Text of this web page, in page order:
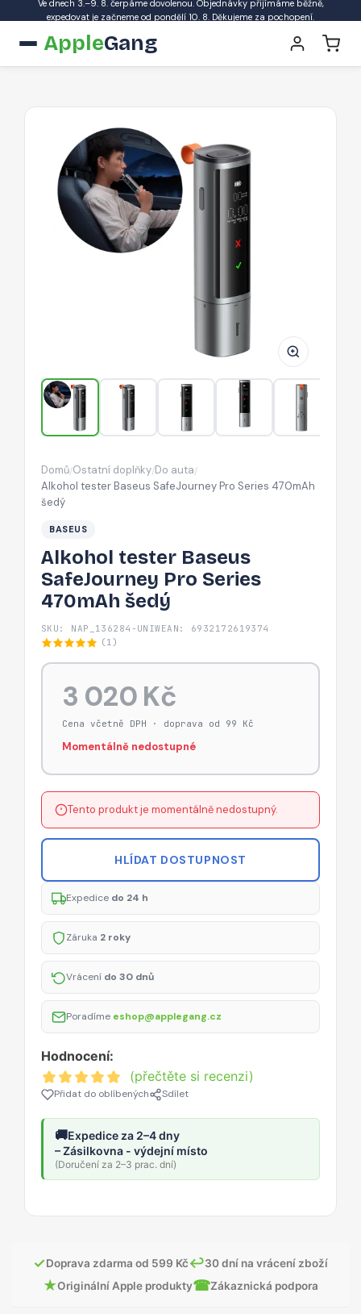
Ve dnech 3.–9. 8. čerpáme dovolenou. Objednávky přijímáme běžně,
expedovat je začneme od pondělí 10. 8. Děkujeme za pochopení.
AppleGang
Baseus
SafeJourney
Series
470mAh
šedý
Domů/Ostatní doplňky/Do auta/
Alkohol tester Baseus SafeJourney Pro Series 470mAh
šedý
BASEUS
Alkohol tester Baseus
SafeJourney Pro Series
470mAh šedý
SKU: NAP_136284-UNIWEAN: 6932172619374
(1)
3 020 Kč
Cena včetně DPH · doprava od 99 Kč
Momentálně nedostupné
Tento produkt je momentálně nedostupný.
HLÍDAT DOSTUPNOST
Expedice do 24 h
Záruka 2 roky
Vrácení do 30 dnů
Poradíme eshop@applegang.cz
Hodnocení:
(přečtěte si recenzi)
Přidat do oblíbených Sdílet
🚚Expedice za 2–4 dny
– Zásilkovna - výdejní místo
(Doručení za 2–3 prac. dní)
✓Doprava zdarma od 599 Kč↩30 dní na vrácení zboží
★Originální Apple produkty☎Zákaznická podpora